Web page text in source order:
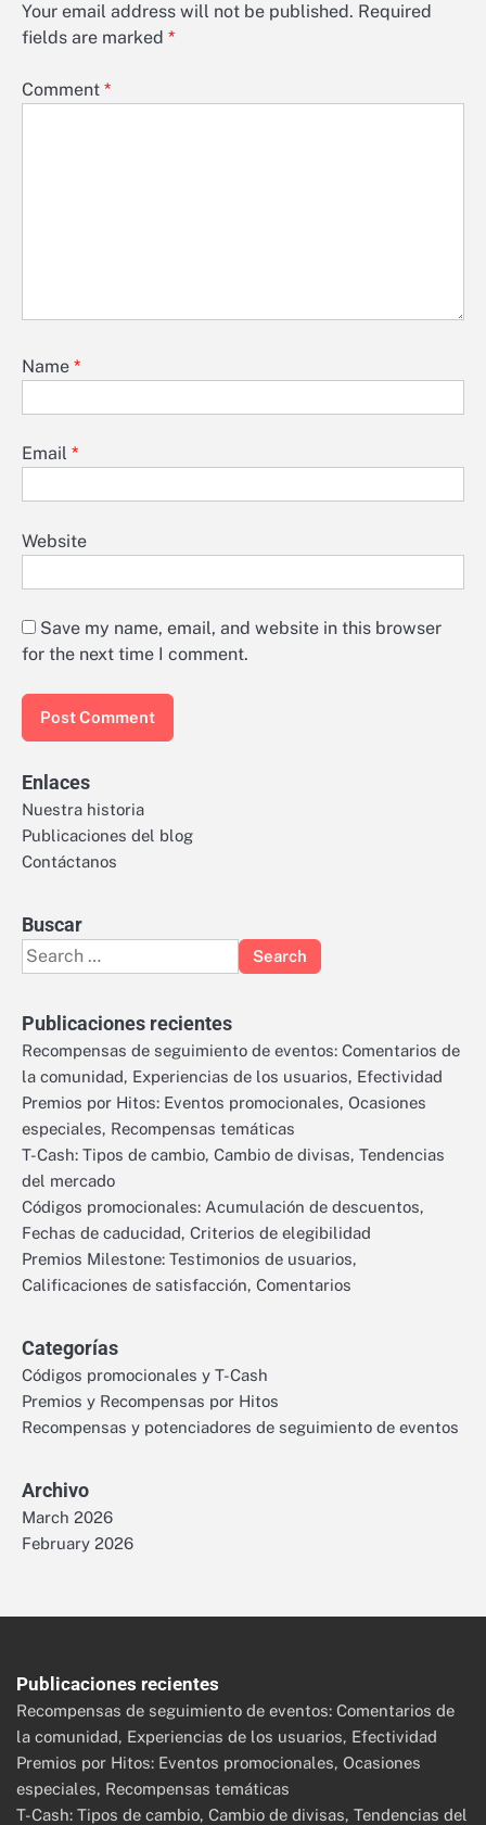
Your email address will not be published. Required
fields are marked *
Comment *
Name *
Email *
Website
Save my name, email, and website in this browser
for the next time I comment.
Enlaces
Nuestra historia
Publicaciones del blog
Contáctanos
Buscar
Search
for:
Publicaciones recientes
Recompensas de seguimiento de eventos: Comentarios de
la comunidad, Experiencias de los usuarios, Efectividad
Premios por Hitos: Eventos promocionales, Ocasiones
especiales, Recompensas temáticas
T-Cash: Tipos de cambio, Cambio de divisas, Tendencias
del mercado
Códigos promocionales: Acumulación de descuentos,
Fechas de caducidad, Criterios de elegibilidad
Premios Milestone: Testimonios de usuarios,
Calificaciones de satisfacción, Comentarios
Categorías
Códigos promocionales y T-Cash
Premios y Recompensas por Hitos
Recompensas y potenciadores de seguimiento de eventos
Archivo
March 2026
February 2026
Publicaciones recientes
Recompensas de seguimiento de eventos: Comentarios de
la comunidad, Experiencias de los usuarios, Efectividad
Premios por Hitos: Eventos promocionales, Ocasiones
especiales, Recompensas temáticas
T-Cash: Tipos de cambio, Cambio de divisas, Tendencias del